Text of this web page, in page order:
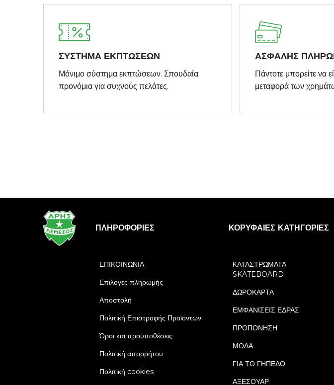
ΣΥΣΤΗΜΑ ΕΚΠΤΩΣΕΩΝ
Μόνιμο σύστημα εκπτώσεων. Σπουδαία
προνόμια για συχνούς πελάτες.
ΑΣΦΑΛΗΣ
Πάντοτε μπορείτε να
μεταφορά των
ΠΛΗΡΟΦΟΡΊΕΣ
ΕΠΙΚΟΙΝΩΝΙΑ
Επιλογές πληρωμής
Αποστολή
Πολιτική Επιστροφής Προϊόντων
Όροι και προϋποθέσεις
Πολιτική απορρήτου
Πολιτική cookies
ΚΟΡΥΦΑΊΕΣ ΚΑΤΗΓΟΡΊΕΣ
ΚΑΤΑΣΤΡΩΜΑΤΑ
SKATEBOARD
ΔΩΡΟΚΑΡΤΑ
ΕΜΦΑΝΙΣΕΙΣ ΕΔΡΑΣ
ΠΡΟΠΟΝΗΣΗ
ΜΟΔΑ
ΓΙΑ ΤΟ ΓΗΠΕΔΟ
ΑΞΕΣΟΥΑΡ